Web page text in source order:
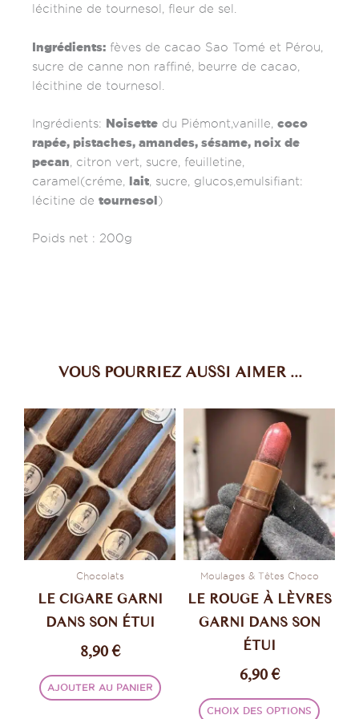
lécithine de tournesol, fleur de sel.
Ingrédients: fèves de cacao Sao Tomé et Pérou,
sucre de canne non raffiné, beurre de cacao,
lécithine de tournesol.
Ingrédients: Noisette du Piémont,vanille, coco
rapée, pistaches, amandes, sésame, noix de
pecan, citron vert, sucre, feuilletine,
caramel(créme, lait, sucre, glucos,emulsifiant:
lécitine de tournesol)
Poids net : 200g
VOUS POURRIEZ AUSSI AIMER ...
Chocolats
LE CIGARE GARNI
DANS SON ÉTUI
8,90€
AJOUTER AU PANIER
Moulages & Têtes Choco
LE ROUGE À LÈVRES
GARNI DANS SON
ÉTUI
6,90€
CHOIX DES OPTIONS
Les
la